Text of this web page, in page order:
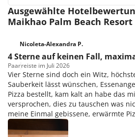
Ausgewählte
Maikhao Palm Beach Resort
Nicoleta-Alexandra P.
4 Sterne auf keinen Fall,
Paarreiste im Juli 2026
Vier Sterne sind doch ein Witz,
Sauberkeit lässt wünschen,
Pizza bestellt, kam kalt an habe das
versprochen, dies zu tauschen was
meine Einmal gebissene, erwärmte